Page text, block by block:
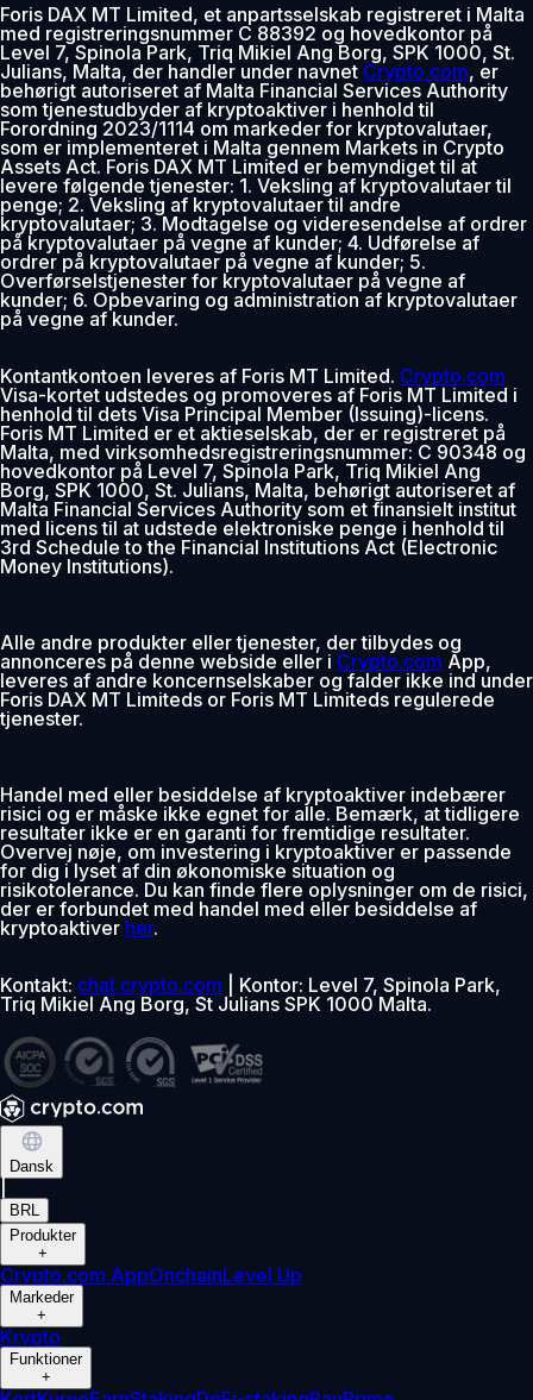
Foris DAX MT Limited, et anpartsselskab registreret i Malta
med registreringsnummer C 88392 og hovedkontor på
Level 7, Spinola Park, Triq Mikiel Ang Borg, SPK 1000, St.
Julians, Malta, der handler under navnet Crypto.com, er
behørigt autoriseret af Malta Financial Services Authority
som tjenestudbyder af kryptoaktiver i henhold til
Forordning 2023/1114 om markeder for kryptovalutaer,
som er implementeret i Malta gennem Markets in Crypto
Assets Act. Foris DAX MT Limited er bemyndiget til at
levere følgende tjenester: 1. Veksling af kryptovalutaer til
penge; 2. Veksling af kryptovalutaer til andre
kryptovalutaer; 3. Modtagelse og videresendelse af ordrer
på kryptovalutaer på vegne af kunder; 4. Udførelse af
ordrer på kryptovalutaer på vegne af kunder; 5.
Overførselstjenester for kryptovalutaer på vegne af
kunder; 6. Opbevaring og administration af kryptovalutaer
på vegne af kunder.
Kontantkontoen leveres af Foris MT Limited. Crypto.com
Visa-kortet udstedes og promoveres af Foris MT Limited i
henhold til dets Visa Principal Member (Issuing)-licens.
Foris MT Limited er et aktieselskab, der er registreret på
Malta, med virksomhedsregistreringsnummer: C 90348 og
hovedkontor på Level 7, Spinola Park, Triq Mikiel Ang
Borg, SPK 1000, St. Julians, Malta, behørigt autoriseret af
Malta Financial Services Authority som et finansielt institut
med licens til at udstede elektroniske penge i henhold til
3rd Schedule to the Financial Institutions Act (Electronic
Money Institutions).
Alle andre produkter eller tjenester, der tilbydes og
annonceres på denne webside eller i Crypto.com App,
leveres af andre koncernselskaber og falder ikke ind under
Foris DAX MT Limiteds or Foris MT Limiteds regulerede
tjenester.
Handel med eller besiddelse af kryptoaktiver indebærer
risici og er måske ikke egnet for alle. Bemærk, at tidligere
resultater ikke er en garanti for fremtidige resultater.
Overvej nøje, om investering i kryptoaktiver er passende
for dig i lyset af din økonomiske situation og
risikotolerance. Du kan finde flere oplysninger om de risici,
der er forbundet med handel med eller besiddelse af
kryptoaktiver her.
Kontakt: chat.crypto.com | Kontor: Level 7, Spinola Park,
Triq Mikiel Ang Borg, St Julians SPK 1000 Malta.
Dansk
BRL
Produkter
+
Crypto.com AppOnchainLevel Up
Markeder
+
Krypto
Funktioner
+